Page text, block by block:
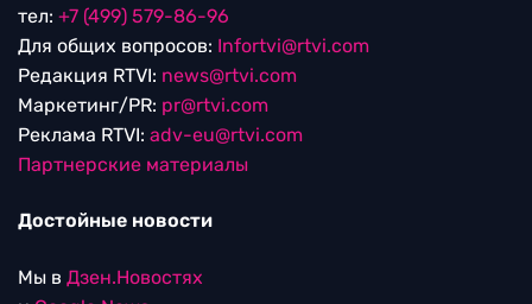
тел: +7 (499) 579-86-96
Для общих вопросов: Infortvi@rtvi.com
Редакция RTVI: news@rtvi.com
Маркетинг/PR: pr@rtvi.com
Реклама RTVI: adv-eu@rtvi.com
Партнерские материалы
Достойные новости
Мы в Дзен.Новостях